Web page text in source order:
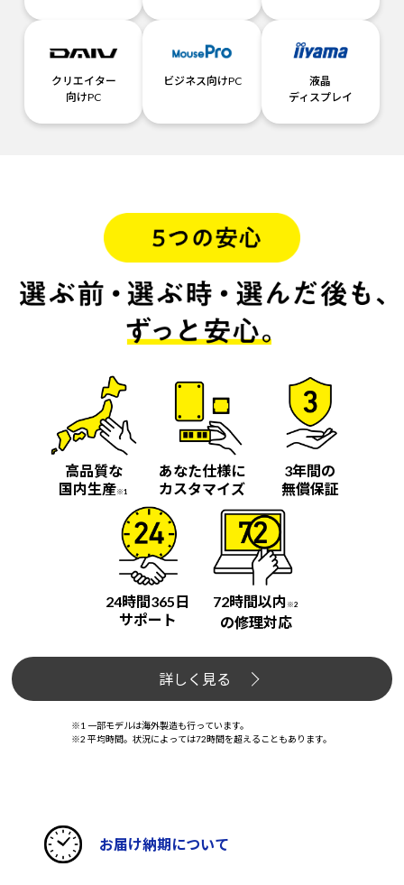
クリエイター
向けPC
ビジネス向けPC
液晶
ディスプレイ
高品質な
国内生産※1
あなた仕様に
カスタマイズ
3年間の
無償保証
24時間365日
サポート
72時間以内 ※2
の修理対応
詳しく見る
※1 一部モデルは海外製造も行っています。
※2 平均時間。状況によっては72時間を超えることもあります。
お届け納期について